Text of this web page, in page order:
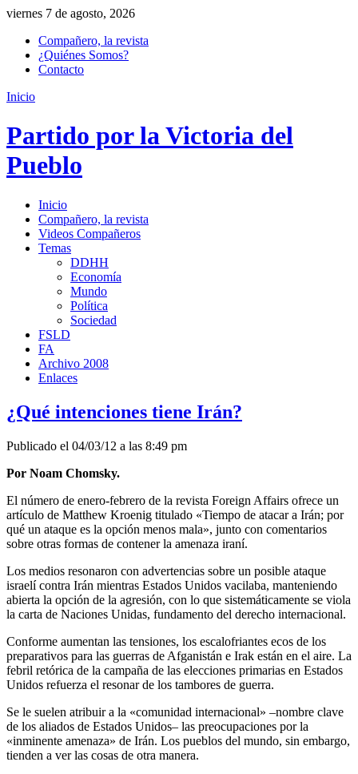
viernes 7 de agosto, 2026
Compañero, la revista
¿Quiénes Somos?
Contacto
Inicio
Partido por la Victoria del
Pueblo
Inicio
Compañero, la revista
Videos Compañeros
Temas
DDHH
Economía
Mundo
Política
Sociedad
FSLD
FA
Archivo 2008
Enlaces
¿Qué intenciones tiene Irán?
Publicado el 04/03/12 a las 8:49 pm
Por Noam Chomsky.
El número de enero-febrero de la revista Foreign Affairs ofrece un
artículo de Matthew Kroenig titulado «Tiempo de atacar a Irán; por
qué un ataque es la opción menos mala», junto con comentarios
sobre otras formas de contener la amenaza iraní.
Los medios resonaron con advertencias sobre un posible ataque
israelí contra Irán mientras Estados Unidos vacilaba, manteniendo
abierta la opción de la agresión, con lo que sistemáticamente se viola
la carta de Naciones Unidas, fundamento del derecho internacional.
Conforme aumentan las tensiones, los escalofriantes ecos de los
preparativos para las guerras de Afganistán e Irak están en el aire. La
febril retórica de la campaña de las elecciones primarias en Estados
Unidos refuerza el resonar de los tambores de guerra.
Se le suelen atribuir a la «comunidad internacional» –nombre clave
de los aliados de Estados Unidos– las preocupaciones por la
«inminente amenaza» de Irán. Los pueblos del mundo, sin embargo,
tienden a ver las cosas de otra manera.